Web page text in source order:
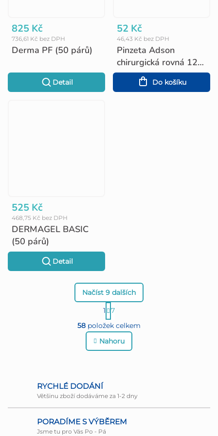
Derma PF (50 párů)
736,61 Kč bez DPH
825 Kč
Detail
Pinzeta Adson
chirurgická rovná 12
cm
46,43 Kč bez DPH
52 Kč
Do košíku
DERMAGEL BASIC
(50 párů)
468,75 Kč bez DPH
525 Kč
Detail
O
v
l
a
c
Načíst 9 dalších
S
t
r
á
o
v
á
1
7
58 položek celkem
Nahoru
RYCHLÉ DODÁNÍ
Většinu zboží dodáváme za 1-2 dny
PORADÍME S VÝBĚREM
Jsme tu pro Vás Po - Pá